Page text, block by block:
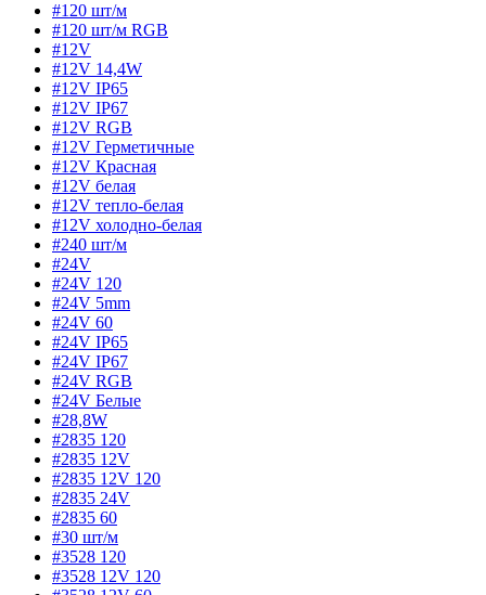
#120 шт/м
#120 шт/м RGB
#12V
#12V 14,4W
#12V IP65
#12V IP67
#12V RGB
#12V Герметичные
#12V Красная
#12V белая
#12V тепло-белая
#12V холодно-белая
#240 шт/м
#24V
#24V 120
#24V 5mm
#24V 60
#24V IP65
#24V IP67
#24V RGB
#24V Белые
#28,8W
#2835 120
#2835 12V
#2835 12V 120
#2835 24V
#2835 60
#30 шт/м
#3528 120
#3528 12V 120